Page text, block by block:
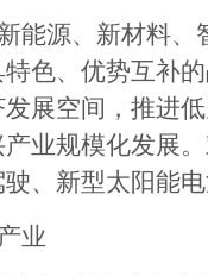
能源、新材料
色、优势互补
展空间，推进
业规模化发展
、新型太阳能
业